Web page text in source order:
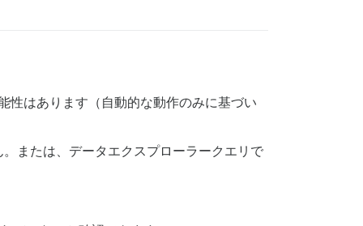
性はあります（自動的な動作のみに基づい
または、データエクスプローラークエリで